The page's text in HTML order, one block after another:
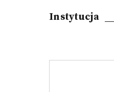
Instytucja